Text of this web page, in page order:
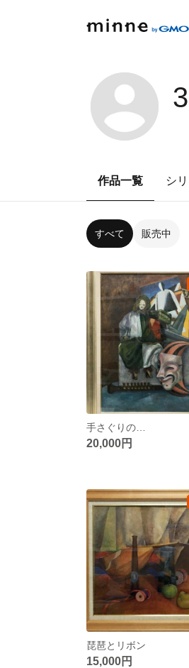
作品一覧 シ
すべて 販売中
手さぐりの…
20,000円
琵琶とリボン
15,000円